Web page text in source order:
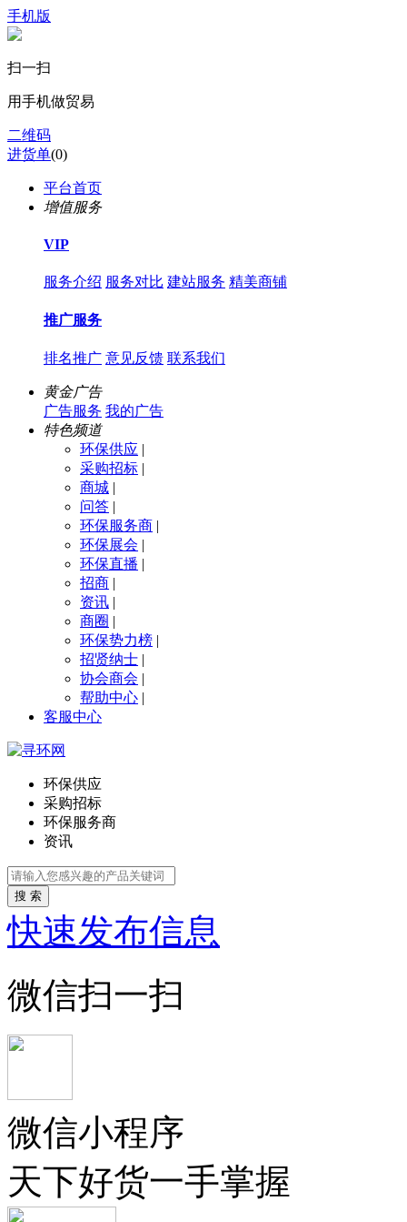
手机版
扫一扫
用手机做贸易
二维码
进货单(0)
平台首页
增值服务
VIP
服务介绍 服务对比 建站服务 精美商铺
推广服务
排名推广 意见反馈 联系我们
黄金广告
广告服务 我的广告
特色频道
环保供应 |
采购招标 |
商城 |
问答 |
环保服务商 |
环保展会 |
环保直播 |
招商 |
资讯 |
商圈 |
环保势力榜 |
招贤纳士 |
协会商会 |
帮助中心 |
客服中心
环保供应
采购招标
环保服务商
资讯
搜 索
快速发布信息
微信扫一扫
微信小程序
天下好货一手掌握